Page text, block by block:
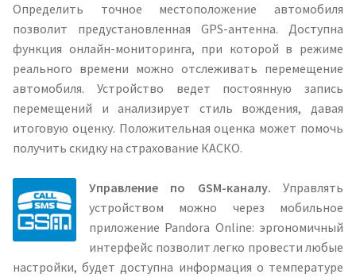
Определить точное местоположение автомобиля
позволит предустановленная GPS-антенна. Доступна
функция онлайн-мониторинга, при которой в режиме
реального времени можно отслеживать перемещение
автомобиля. Устройство ведет постоянную запись
перемещений и анализирует стиль вождения, давая
итоговую оценку. Положительная оценка может помочь
получить скидку на страхование КАСКО.
Управление по GSM-каналу. Управлять
устройством можно через мобильное
приложение Pandora Online: эргономичный
интерфейс позволит легко провести любые
настройки, будет доступна информация о температуре